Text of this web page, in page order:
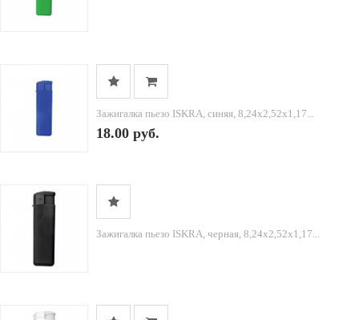
Зажигалка пьезо ISKRA, синяя, 8,24х2,52х1,17...
18.00 руб.
Зажигалка пьезо ISKRA, черная, 8,24х2,52х1,17...